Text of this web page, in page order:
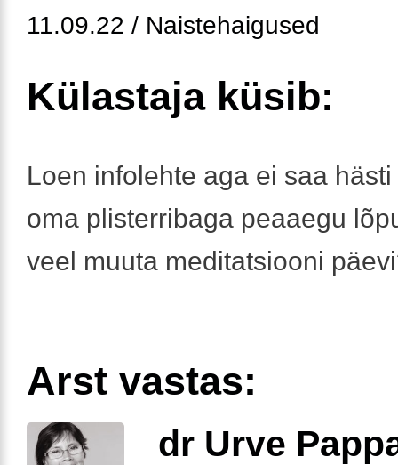
11.09.22 / Naistehaigused
Külastaja küsib:
Loen infolehte aga ei saa
oma plisterribaga peaaegu
veel muuta meditatsiooni
Arst vastas:
dr Urve